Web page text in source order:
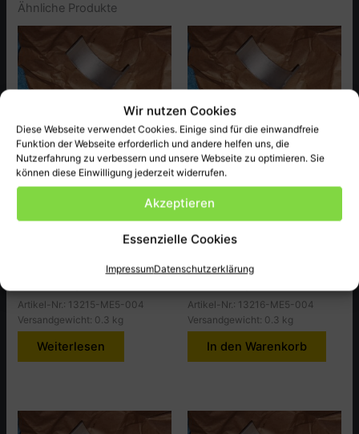
Wir nutzen Cookies
Diese Webseite verwendet Cookies. Einige sind für die einwandfreie
Funktion der Webseite erforderlich und andere helfen uns, die
Nutzerfahrung zu verbessern und unsere Webseite zu optimieren. Sie
können diese Einwilligung jederzeit widerrufen.
Akzeptieren
Essenzielle Cookies
ImpressumDatenschutzerklärung
Ähnliche Produkte
NICHT VORRÄTIG
Pleullager (A Schwarz),
Artikel-Nr.: 13215-ME5-004
Versandgewicht: 0.3 kg
Weiterlesen
CBX650CD
9,00€
Artikel-Nr.: 13216-ME5-004
Versandgewicht: 0.3 kg
In den Warenkorb